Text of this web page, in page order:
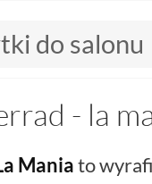
do salonu
- la
Maniato